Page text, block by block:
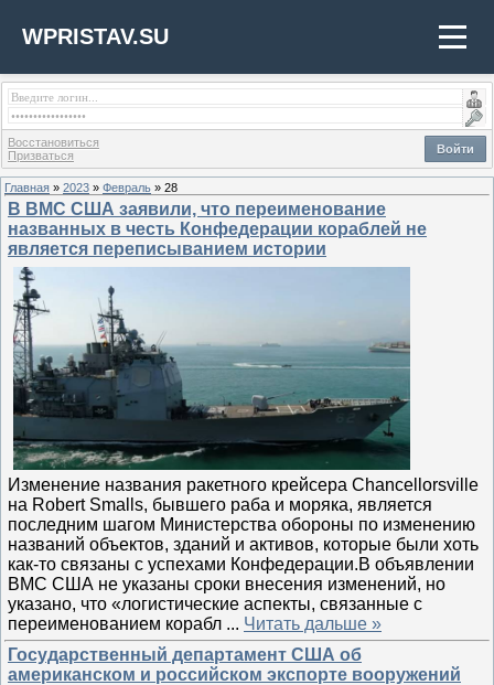
WPRISTAV.SU
Войти
Восстановиться
Призваться
Главная » 2023 » Февраль » 28
В ВМС США заявили, что переименование
названных в честь Конфедерации кораблей не
является переписыванием истории
Изменение названия ракетного крейсера Chancellorsville
на Robert Smalls, бывшего раба и моряка, является
последним шагом Министерства обороны по изменению
названий объектов, зданий и активов, которые были хоть
как-то связаны с успехами Конфедерации.В объявлении
ВМС США не указаны сроки внесения изменений, но
указано, что «логистические аспекты, связанные с
переименованием корабл ... Читать дальше »
Государственный департамент США об
американском и российском экспорте вооружений